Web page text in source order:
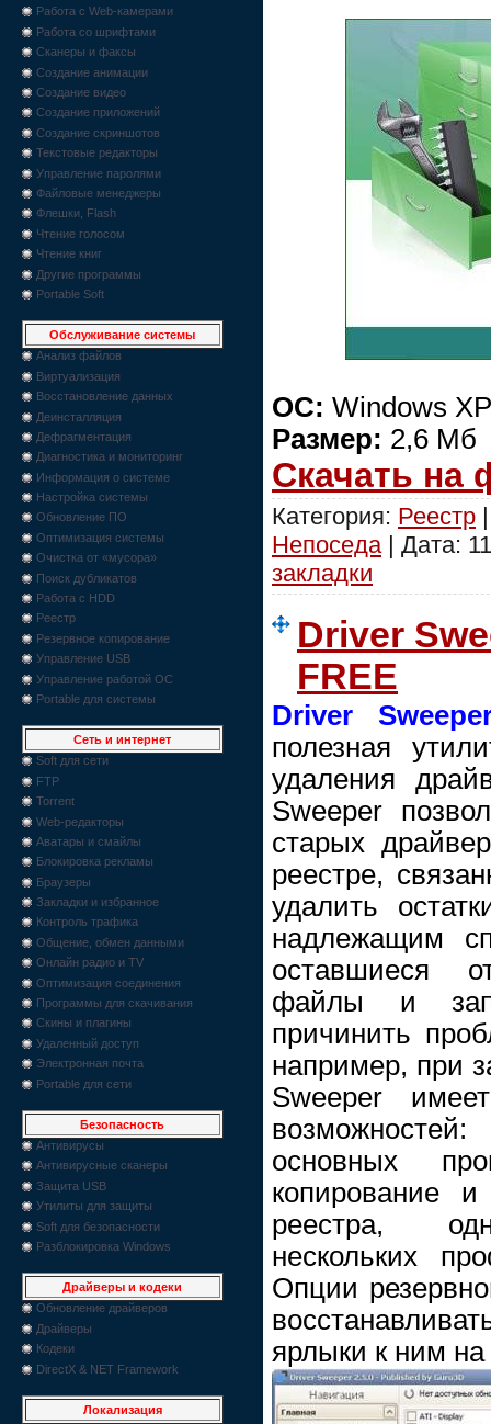
Работа с Web-камерами
Работа со шрифтами
Сканеры и факсы
Создание анимации
Создание видео
Создание приложений
Создание скриншотов
Текстовые редакторы
Управление паролями
Файловые менеджеры
Флешки, Flash
Чтение голосом
Чтение книг
Другие программы
Portable Soft
Обслуживание системы
Анализ файлов
Виртуализация
Восстановление данных
Деинсталляция
Дефрагментация
Диагностика и мониторинг
Информация о системе
Настройка системы
Обновление ПО
Оптимизация системы
Очистка от «мусора»
Поиск дубликатов
Работа с HDD
Реестр
Резервное копирование
Управление USB
Управление работой ОС
Portable для системы
Сеть и интернет
Soft для сети
FTP
Torrent
Web-редакторы
Аватары и смайлы
Блокировка рекламы
Браузеры
Закладки и избранное
Контроль трафика
Общение, обмен данными
Онлайн радио и TV
Оптимизация соединения
Программы для скачивания
Скины и плагины
Удаленный доступ
Электронная почта
Portable для сети
Безопасность
Антивирусы
Антивирусные сканеры
Защита USB
Утилиты для защиты
Soft для безопасности
Разблокировка Windows
Драйверы и кодеки
Обновление драйверов
Драйверы
Кодеки
DirectX & NET Framework
Локализация
ОС: Windows
Размер: 2,6 Мб
Скачать на
Категория: Реестр
Непоседа | Дата:
закладки
Driver
FREE
Driver
полезная
удаления
Sweeper
старых
реестре,
удалить
надлежащим
оставшиеся
файлы и
причинить
например, при
Sweeper
основных
копирование и
реестра,
нескольких
Опции
ярлыки к ним